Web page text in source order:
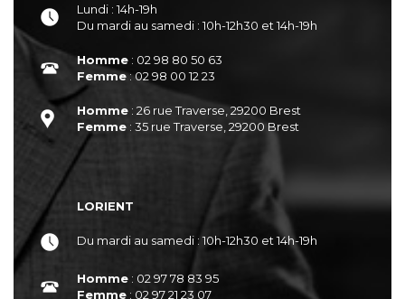
Lundi : 14h-19h
Du mardi au samedi : 10h-12h30 et 14h-19h
Homme : 02 98 80 50 63
Femme: 02 98 00 12 23
Homme : 26 rue Traverse, 29200 Brest
Femme : 35 rue Traverse, 29200 Brest
LORIENT
Du mardi au samedi : 10h-12h30 et 14h-19h
Homme : 02 97 78 83 95
Femme : 02 97 21 23 07